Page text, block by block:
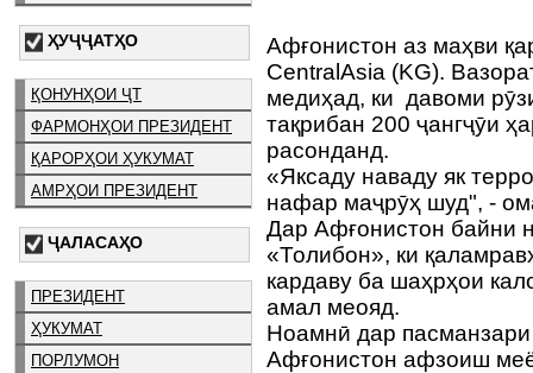
ҲУҶҶАТҲО
ҚОНУНҲОИ ҶТ
ФАРМОНҲОИ ПРЕЗИДЕНТ
ҚАРОРҲОИ ҲУКУМАТ
АМРҲОИ ПРЕЗИДЕНТ
ҶАЛАСАҲО
ПРЕЗИДЕНТ
ҲУКУМАТ
ПОРЛУМОН
Афғонистон аз маҳви
CentralAsia (KG).
медиҳад, ки давоми
тақрибан 200 ҷангҷӯи
расонданд.
«Яксаду наваду як
нафар маҷрӯҳ шуд", -
Дар Афғонистон байни
«Толибон», ки
кардаву ба шаҳрҳои
амал меояд.
Ноамнӣ дар
Афғонистон афзоиш